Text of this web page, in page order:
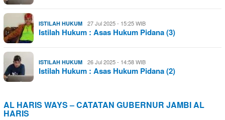
ISTILAH HUKUM 27 Jul 2025 - 15:25 WIB
Istilah Hukum : Asas Hukum Pidana (3)
ISTILAH HUKUM 26 Jul 2025 - 14:58 WIB
Istilah Hukum : Asas Hukum Pidana (2)
AL HARIS WAYS – CATATAN GUBERNUR JAMBI AL
HARIS